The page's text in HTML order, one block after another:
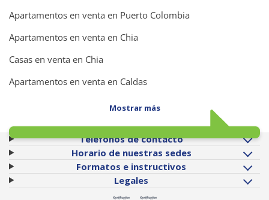
Apartamentos en venta en Puerto Colombia
Apartamentos en venta en Chia
Casas en venta en Chia
Apartamentos en venta en Caldas
Mostrar más
Teléfonos de contacto
Horario de nuestras sedes
Formatos e instructivos
Legales